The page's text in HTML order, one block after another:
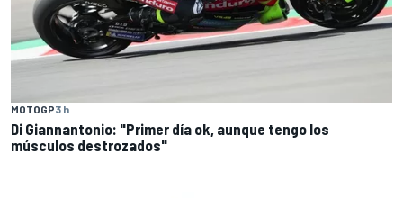
MOTOGP3 h
Di Giannantonio: "Primer día ok, aunque tengo los
músculos destrozados"